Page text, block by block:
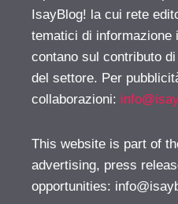
IsayBlog! la cui rete
tematici di informazione
contano sul contributo
del settore. Per
collaborazioni:
This website is part of
advertising, press
opportunities: